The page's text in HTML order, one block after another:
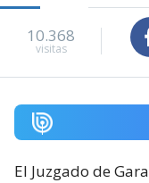
10.368
visitas
El Juzgado de